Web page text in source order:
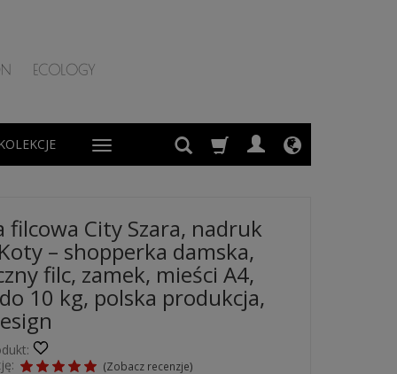
KOLEKCJE
filcowa City Szara, nadruk
– shopperka damska,
filc, zamek, mieści A4,
10 kg, polska produkcja,
(Zobacz recenzje)